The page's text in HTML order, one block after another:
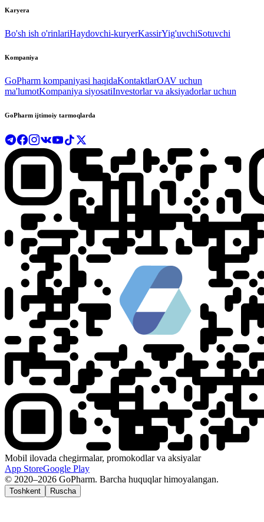
Karyera
Bo'sh ish o'rinlariHaydovchi-kuryerKassirYig'uvchiSotuvchi
Kompaniya
GoPharm kompaniyasi haqidaKontaktlarOAV uchun
ma'lumotKompaniya siyosatiInvestorlar va aksiyadorlar uchun
GoPharm ijtimoiy tarmoqlarda
Mobil ilovada chegirmalar, promokodlar va aksiyalar
App StoreGoogle Play
© 2020–2026 GoPharm. Barcha huquqlar himoyalangan.
Toshkent Ruscha